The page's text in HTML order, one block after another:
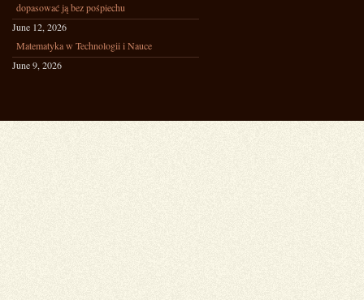
dopasować ją bez pośpiechu
June 12, 2026
Matematyka w Technologii i Nauce
June 9, 2026